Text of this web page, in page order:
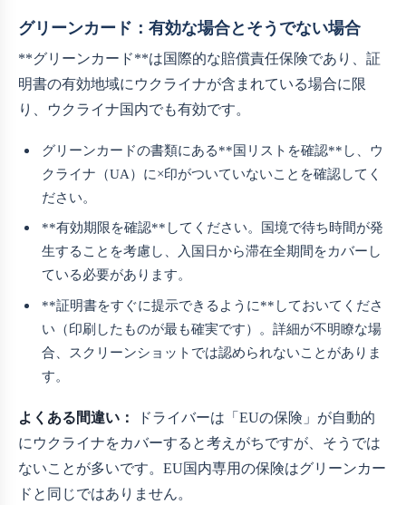
グリーンカード：有効な場合とそうでない場合
**グリーンカード**は国際的な賠償責任保険であり、証
明書の有効地域にウクライナが含まれている場合に限
り、ウクライナ国内でも有効です。
グリーンカードの書類にある**国リストを確認**し、ウ
クライナ（UA）に×印がついていないことを確認してく
ださい。
**有効期限を確認**してください。国境で待ち時間が発
生することを考慮し、入国日から滞在全期間をカバーし
ている必要があります。
**証明書をすぐに提示できるように**しておいてくださ
い（印刷したものが最も確実です）。詳細が不明瞭な場
合、スクリーンショットでは認められないことがありま
す。
よくある間違い：
ドライバーは「EUの保険」が自動的
にウクライナをカバーすると考えがちですが、そうでは
ないことが多いです。EU国内専用の保険はグリーンカー
ドと同じではありません。